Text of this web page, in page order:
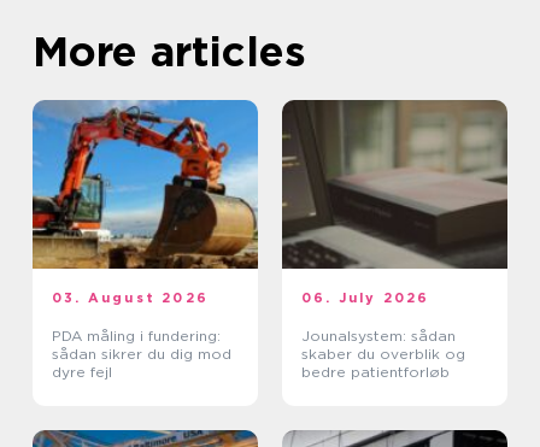
More articles
03. August 2026
PDA måling i fundering:
sådan sikrer du dig mod
dyre fejl
06. July 2026
Jounalsystem: sådan
skaber du overblik og
bedre patientforløb